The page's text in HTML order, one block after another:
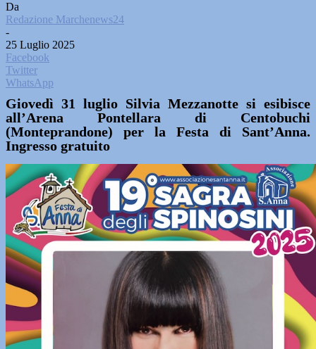
Da
Redazione Marchenews24
-
25 Luglio 2025
Facebook
Twitter
WhatsApp
Giovedì 31 luglio Silvia Mezzanotte si esibisce
all’Arena Pontellara di Centobuchi
(Monteprandone) per la Festa di Sant’Anna.
Ingresso gratuito